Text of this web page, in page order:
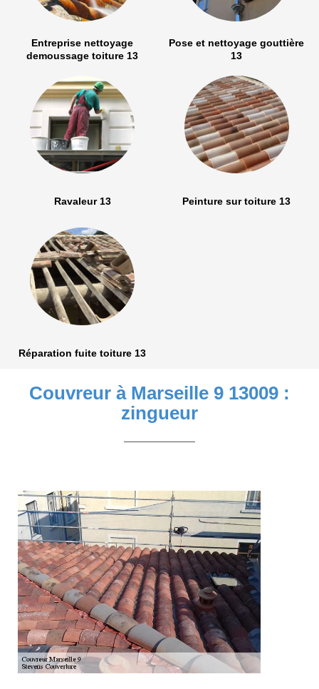
Entreprise nettoyage
demoussage toiture 13
Pose et nettoyage gouttière
13
Ravaleur 13 Peinture sur toiture 13
Réparation fuite toiture 13
Couvreur à Marseille 9 13009 :
zingueur